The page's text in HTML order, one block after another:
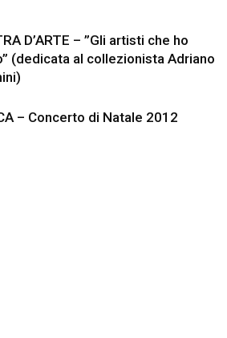
D’ARTE – ”Gli artisti che ho
(dedicata al collezionista Adriano
– Concerto di Natale 2012